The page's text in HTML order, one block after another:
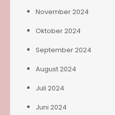
November 2024
Oktober 2024
September 2024
August 2024
Juli 2024
Juni 2024